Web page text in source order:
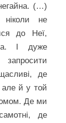
(…)
не
до Неї,
І дуже
де
але й у той
Де ми
де